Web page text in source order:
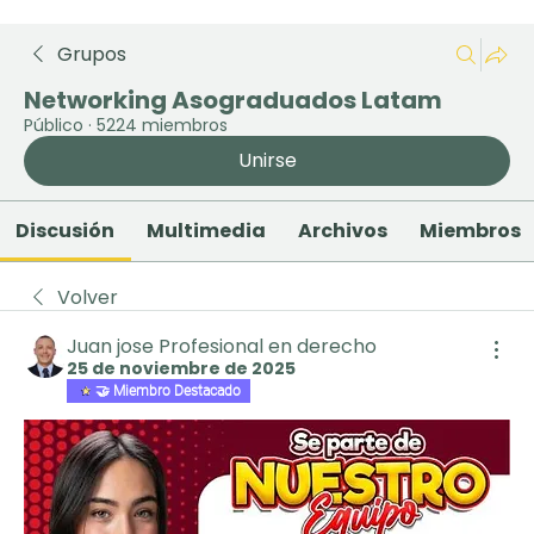
Grupos
Networking Asograduados Latam
Público · 5224 miembros
Unirse
Discusión Multimedia Archivos Miembros
Volver
Juan jose Profesional en derecho
25 de noviembre de 2025
🤝 Miembro Destacado